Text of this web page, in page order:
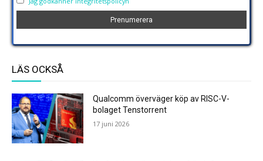
LÄS OCKSÅ
Qualcomm överväger köp av RISC-V-
bolaget Tenstorrent
17 juni 2026